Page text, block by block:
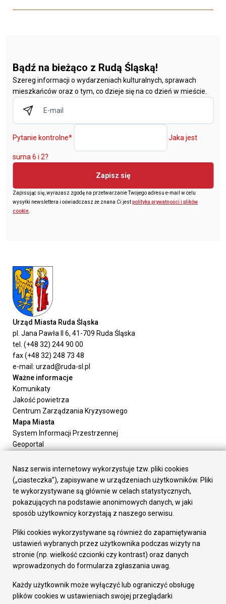
Bądź na bieżąco z Rudą Śląską!
Szereg informacji o wydarzeniach kulturalnych, sprawach
mieszkańców oraz o tym, co dzieje się na co dzień w mieście.
Pytanie kontrolne* Jaka jest
suma 6 i 2?
Zapisz się
Zapisując się, wyrażasz zgodę na przetwarzanie Twojego adresu e-mail w celu
wysyłki newslettera i oświadczasz że znana Ci jestpolityka prywatności i plików
cookie.
Urząd Miasta Ruda Śląska
pl. Jana Pawła II 6, 41-709 Ruda Śląska
tel. (+48 32) 244 90 00
fax (+48 32) 248 73 48
e-mail: urzad@ruda-sl.pl
Ważne informacje
Komunikaty
Jakość powietrza
Centrum Zarządzania Kryzysowego
Mapa Miasta
System Informacji Przestrzennej
Geoportal
Załatw sprawę
Prezydent Miasta
Rada Miasta
Wydziały
Elektroniczna Skrzynka Podawcza
Gospodarka
Fundusze europejskie
Środki krajowe
Oferty inwestycyjne
Pozostałe
Deklaracja dostępności
Nasz serwis internetowy wykorzystuje tzw. pliki cookies
(„ciasteczka”), zapisywane w urządzeniach użytkowników. Pliki
te wykorzystywane są głównie w celach statystycznych,
pokazujących na podstawie anonimowych danych, w jaki
sposób użytkownicy korzystają z naszego serwisu.
Pliki cookies wykorzystywane są również do zapamiętywania
ustawień wybranych przez użytkownika podczas wizyty na
stronie (np. wielkość czcionki czy kontrast) oraz danych
wprowadzonych do formularza zgłaszania uwag.
Każdy użytkownik może wyłączyć lub ograniczyć obsługę
plików cookies w ustawieniach swojej przeglądarki